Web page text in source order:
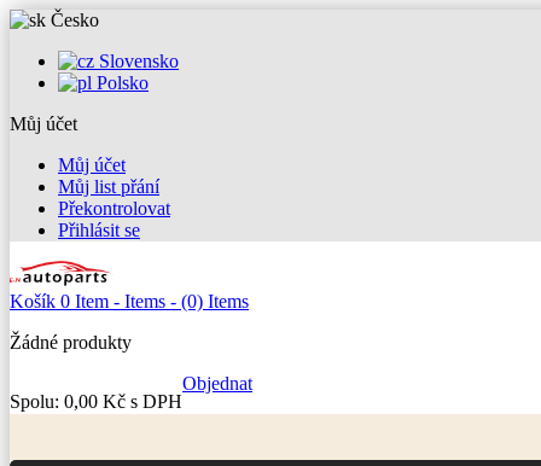
Česko
Slovensko
Polsko
Můj účet
Můj účet
Můj list přání
Překontrolovat
Přihlásit se
Košík 0 Item - Items - (0) Items
Žádné produkty
Spolu: 0,00 Kč s DPH
Objednat